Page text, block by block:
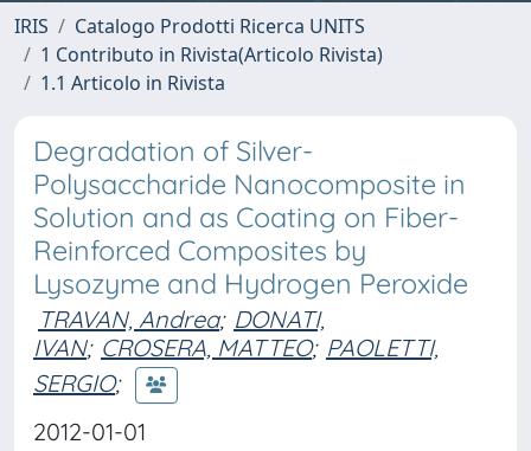
IRIS
Catalogo Prodotti Ricerca UNITS
1 Contributo in Rivista(Articolo Rivista)
1.1 Articolo in Rivista
Degradation of Silver-
Polysaccharide Nanocomposite in
Solution and as Coating on Fiber-
Reinforced Composites by
Lysozyme and Hydrogen Peroxide
TRAVAN, Andrea; DONATI,
IVAN; CROSERA, MATTEO; PAOLETTI,
SERGIO;
2012-01-01